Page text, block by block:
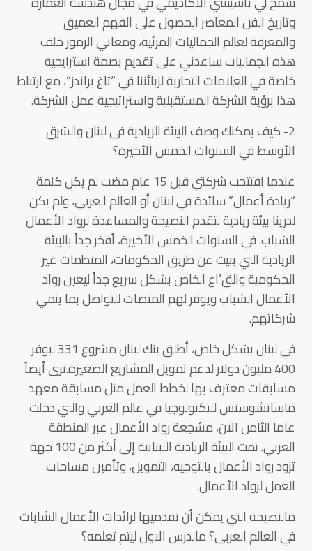
وتاريخ الفن المعاصر الحصول على الفهم العميق
والمعرفة لعالم الجماليات المرئية، ومعاني الرموز خلف
هذه الجماليات ساعدني على تقديم بصمة استرايجية
خاصة في العلامات التجارية لزبائننا في “تاغ براندز”، مع ارتباط
هذا برؤية الشركة المستقبلية واستراتيجية عمل الشركة.
2- كيف يمكنك وصف البيئة الريادية في لبنان والشرق
الأوسط في السنوات الخمس الأخيرة؟
عندما افتتحت شركتي قبل 15 عام مضت لم يكن كلمة
“ريادة أعمال” سائدة في لبنان أو العالم العربي، ولم يكن
لدرينا بيئة ريادية لتقدم النصيحة والمساعدة لرواد الأعمال
الشباب. في السنوات الخمس الأخيرة، أفخر جداً بالبيئة
الريادية التي بنيت عن طريق الحكومات، المنظمات غير
الحكومية والق’اع الخاص بشكل سريع جداً ليعين رواد
الأعمال الشباب ويوفر لهم المنصات للتواصل بما ينمي
شركاتهم.
في لبنان بشكل خاص، أطلق بنك لبنان مشروع 331 ليوفر
400 مليون دولار لدعم تمويل المشاريع الصغيرة.نرى أيضاً
مسابقات معترف بها لخطط العمل مثل مسابقة معهد
ماساتشوستس للتكنولوجيا في عالم العربي والتي دخلت
عاما الثامن الآن، مشجعة رواد الأعمال عبر المنطقة
العربي. نمت البيئة الريادية اللبنانية إلى أكثر من 100 جهة
تزود رواد الأعمال بالتوجيه، التمويل، وتأمين مساحات
العمل لرواد الأعمال.
مالنصيحة التي يمكن أن تقدميها لرائدات الأعمال الشابات
في العالم العربي؟ مالدرس الاول ليتم تعلمه؟